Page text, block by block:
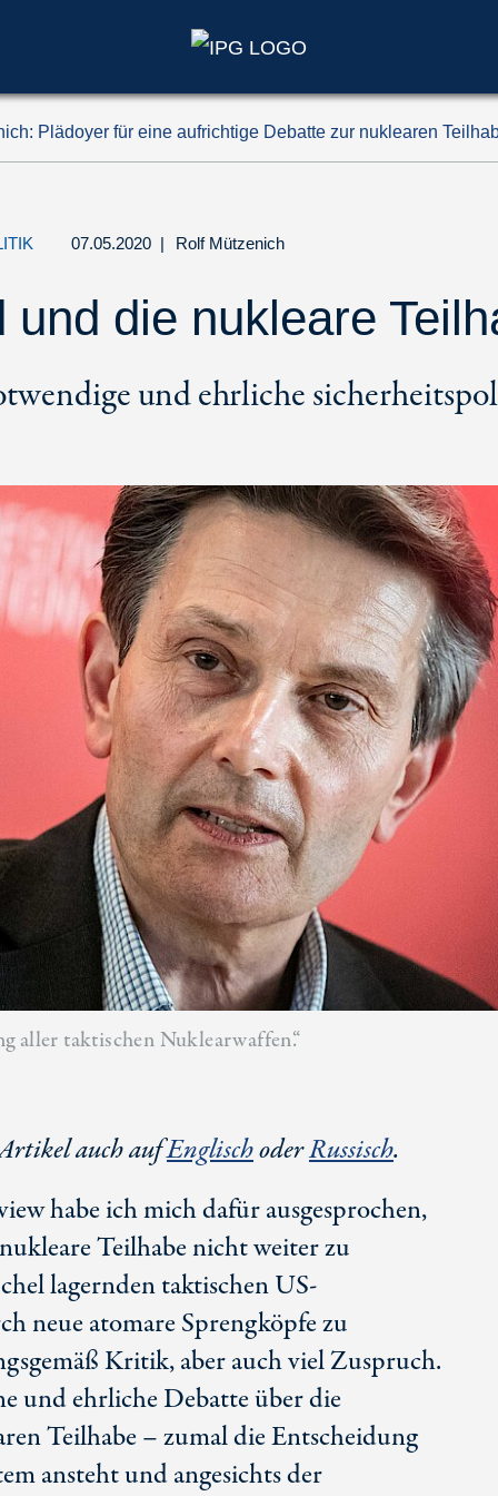
Plädoyer für eine aufrichtige Debatte zur nuklearen
07.05.2020 | Rolf Mützenich
und die nukleare
und ehrliche
aller taktischen Nuklearwaffen.“
Artikel auch aufEnglischoderRussisch.
habe ich mich dafür ausgesprochen,
Teilhabe nicht weiter zu
lagernden taktischen US-
neue atomare Sprengköpfe zu
Kritik, aber auch viel Zuspruch.
und ehrliche Debatte über die
Teilhabe – zumal die Entscheidung
ansteht und angesichts der